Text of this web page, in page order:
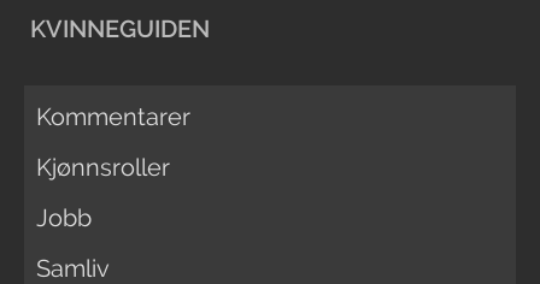
KVINNEGUIDEN
Kommentarer
Kjønnsroller
Jobb
Samliv